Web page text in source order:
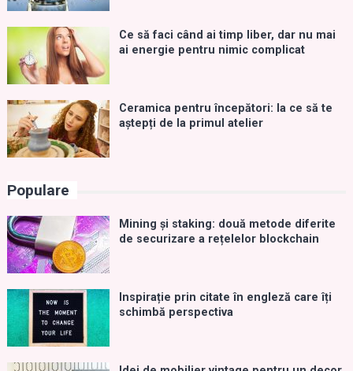
Ce să faci când ai timp liber, dar nu mai
ai energie pentru nimic complicat
Ceramica pentru începători: la ce să te
aștepți de la primul atelier
Populare
Mining și staking: două metode diferite
de securizare a rețelelor blockchain
Inspirație prin citate în engleză care îți
schimbă perspectiva